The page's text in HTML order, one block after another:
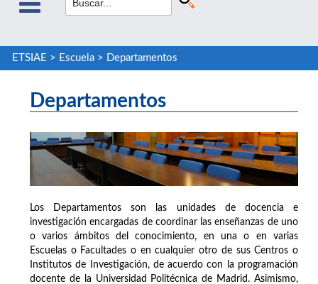
ETSIAE > Escuela> Departamentos
Departamentos
Los Departamentos son las unidades de docencia e
investigación encargadas de coordinar las enseñanzas de uno
o varios ámbitos del conocimiento, en una o en varias
Escuelas o Facultades o en cualquier otro de sus Centros o
Institutos de Investigación, de acuerdo con la programación
docente de la Universidad Politécnica de Madrid. Asimismo,